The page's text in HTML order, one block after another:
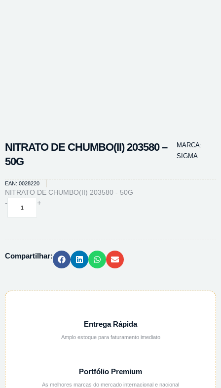
NITRATO DE CHUMBO(II) 203580 –
50G
MARCA:
SIGMA
EAN: 0028220
NITRATO DE CHUMBO(II) 203580 - 50G
-
NITRATO
50G
+
Compartilhar:
Entrega Rápida
Amplo estoque para faturamento imediato
Portfólio Premium
As melhores marcas do mercado internacional e nacional